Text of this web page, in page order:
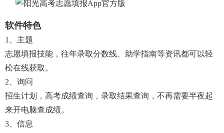
软件特色
1、主题
志愿填报技能，往年录取分数线、助学指南等资讯都可以轻
松在线获取。
2、询问
招生计划，高考成绩查询，录取结果查询，不再需要半夜起
来开电脑查成绩。
3、信息